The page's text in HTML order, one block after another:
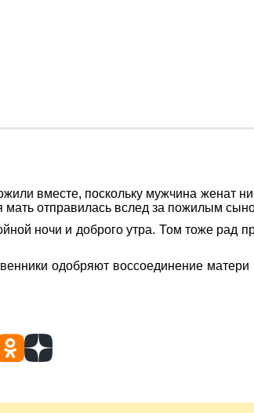
вместе, поскольку мужчина женат
мать отправилась вслед за пожилым
ночи и доброго утра. Том тоже рад
одобряют воссоединение матери